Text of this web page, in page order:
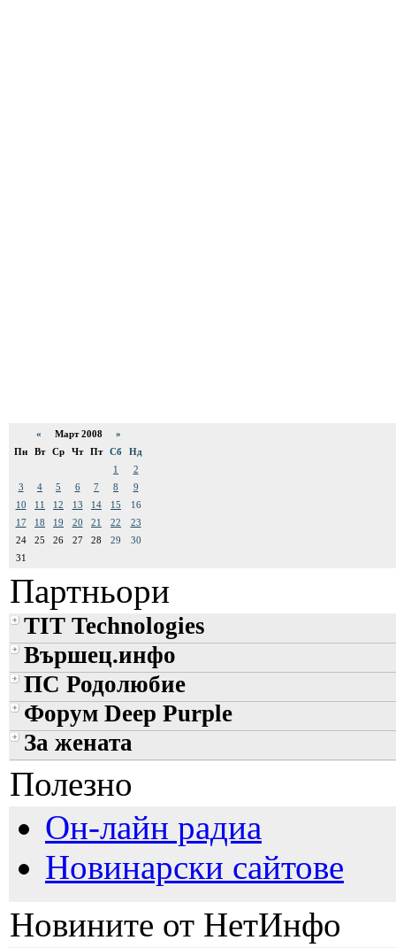
« Март 2008 »
Пн
Вт Ср Чт Пт Сб
Нд
1
2
3
4 5 6 7 8
9
10
11 12 13 14 15
16
17
18 19 20 21 22
23
24
25 26 27 28 29
30
31
Партньори
TIT Technologies
Вършец.инфо
ПС Родолюбие
Форум Deep Purple
За жената
Полезно
Он-лайн радиа
Новинарски сайтове
Новините от НетИнфо